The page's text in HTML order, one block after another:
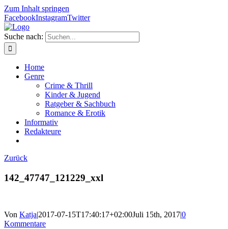
Zum Inhalt springen
FacebookInstagramTwitter
Suche nach:
Home
Genre
Crime & Thrill
Kinder & Jugend
Ratgeber & Sachbuch
Romance & Erotik
Informativ
Redakteure
Zurück
142_47747_121229_xxl
Von Katja|2017-07-15T17:40:17+02:00Juli 15th, 2017|0
Kommentare